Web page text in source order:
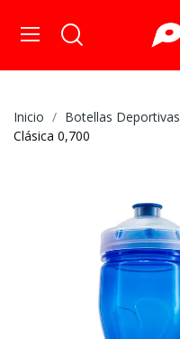
Inicio Botellas Deportivas
Clásica 0,700